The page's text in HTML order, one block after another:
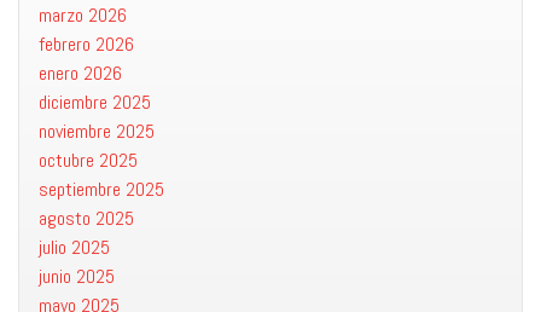
marzo 2026
febrero 2026
enero 2026
diciembre 2025
noviembre 2025
octubre 2025
septiembre 2025
agosto 2025
julio 2025
junio 2025
mayo 2025